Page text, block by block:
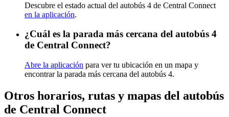
Descubre el estado actual del autobús 4 de Central Connect
en la aplicación.
¿Cuál es la parada más cercana del autobús 4
de Central Connect?
Abre la aplicación para ver tu ubicación en un mapa y
encontrar la parada más cercana del autobús 4.
Otros horarios, rutas y mapas del autobús
de Central Connect